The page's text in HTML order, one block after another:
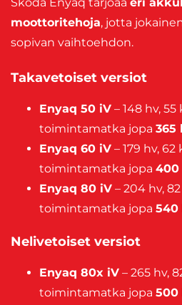
moottoritehoja, jotta
sopivan vaihtoehdon.
Takavetoiset versiot
Enyaq 50 iV – 148 hv,
toimintamatka jopa 365
Enyaq 60 iV – 179 hv,
toimintamatka jopa 400
Enyaq 80 iV – 204 hv,
toimintamatka jopa 540
Nelivetoiset versiot
Enyaq 80x iV – 265 hv,
toimintamatka jopa 500